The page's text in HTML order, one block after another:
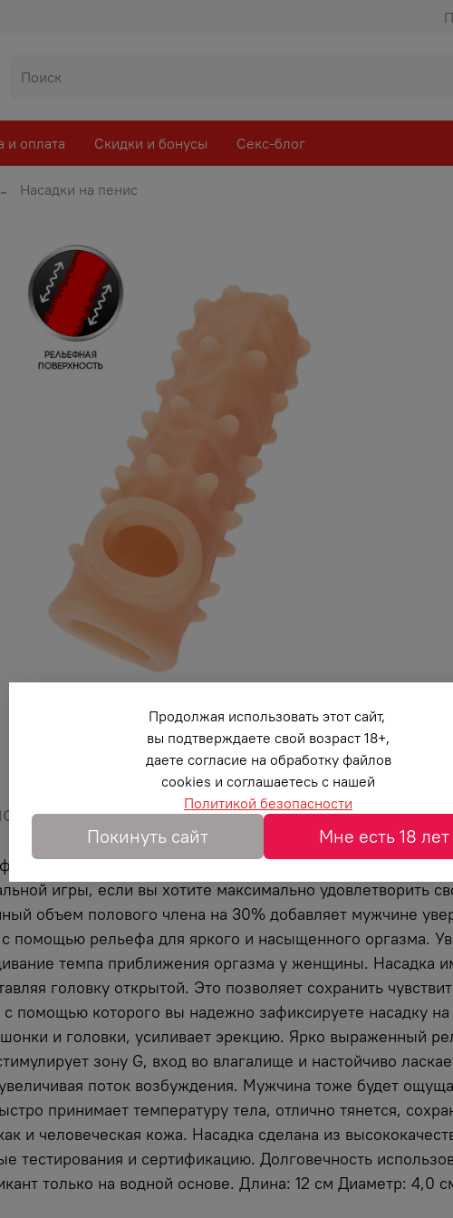
и оплата Скидки и бонусы Секс-блог
Насадки на пенис
Отзывы
от KOKOS предназначена воплотить фантазии о
игры, если вы хотите максимально удовлетворить
объем полового члена на 30% добавляет мужчине
помощью рельефа для яркого и насыщенного оргазма.
темпа приближения оргазма у женщины. Насадка
головку открытой. Это позволяет сохранить
помощью которого вы надежно зафиксируете насадку
и головки, усиливает эрекцию. Ярко выраженный
зону G, вход во влагалище и настойчиво
поток возбуждения. Мужчина тоже будет
принимает температуру тела, отлично тянется,
и человеческая кожа. Насадка сделана из
тестирования и сертификацию. Долговечность
только на водной основе. Длина: 12 см Диаметр:
Продолжая использовать этот сайт,
вы подтверждаете свой возраст 18+,
даете согласие на обработку файлов
cookies и соглашаетесь с нашей
Политикой безопасности
Покинуть сайт Мне есть 18 лет